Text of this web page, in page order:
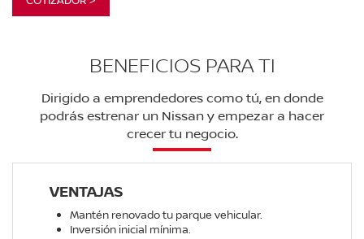
BENEFICIOS PARA TI
Dirigido a emprendedores como tú, en donde
podrás estrenar un Nissan y empezar a hacer
crecer tu negocio.
VENTAJAS
Mantén renovado tu parque vehicular.
Inversión inicial mínima.